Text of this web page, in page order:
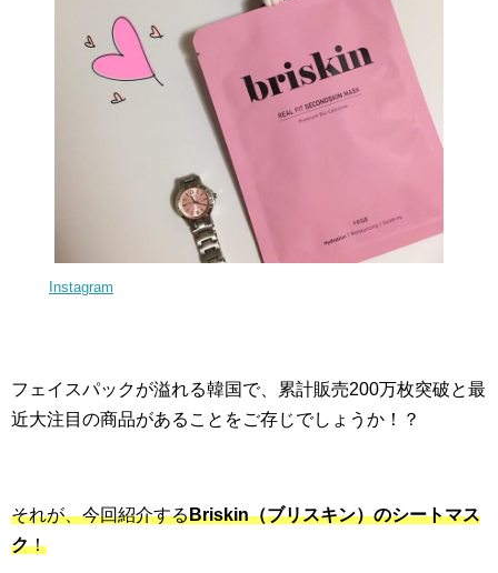
Instagram
フェイスパックが溢れる韓国で、累計販売200万枚突破と最
近大注目の商品があることをご存じでしょうか！？
それが、今回紹介するBriskin（ブリスキン）のシートマス
ク！